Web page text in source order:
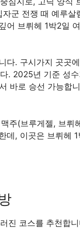
군 전쟁 때 예루살
어 브뤼헤 1박2일
다. 구시가지 곳곳
. 2025년 기준 성
바로 승선 가능합
주(브루게젤, 브뤼
데, 이곳은 브뤼헤
진 코스를 추천합